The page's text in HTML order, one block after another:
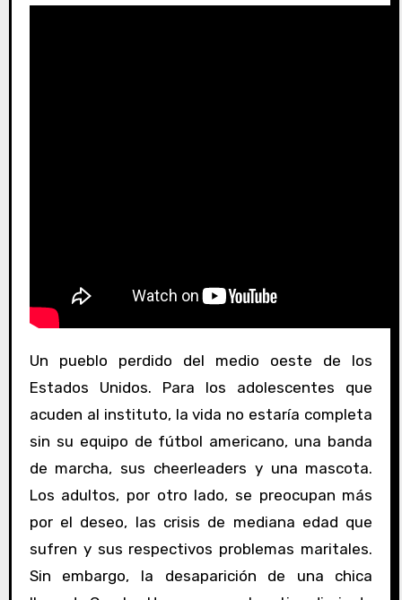
Un pueblo perdido del medio oeste de los
Estados Unidos. Para los adolescentes que
acuden al instituto, la vida no estaría completa
sin su equipo de fútbol americano, una banda
de marcha, sus cheerleaders y una mascota.
Los adultos, por otro lado, se preocupan más
por el deseo, las crisis de mediana edad que
sufren y sus respectivos problemas maritales.
Sin embargo, la desaparición de una chica